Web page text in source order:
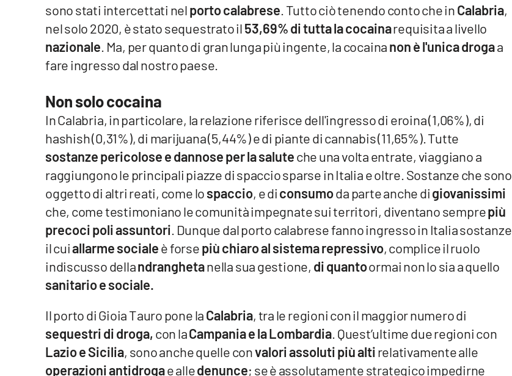
Cosenzachannel.it
Ilvibonese.it
Catanzarochannel.it
Vai
sono stati intercettati nelporto calabrese . Tutto ciò tenendo conto che inCalabria,
nel solo 2020, è stato sequestrato il53,69% di tutta la cocainarequisita a livello
nazionale . Ma, per quanto di gran lunga più ingente, la cocainanon è l'unica drogaa
fare ingresso dal nostro paese.
Non solo cocaina
In Calabria, in particolare, la relazione riferisce dell'ingresso di eroina (1,06%), di
hashish (0,31%), di marijuana (5,44%) e di piante di cannabis (11,65%). Tutte
sostanze pericolose e dannose per la saluteche una volta entrate, viaggiano a
raggiungono le principali piazze di spaccio sparse in Italia e oltre. Sostanze che sono
oggetto di altri reati, come lospaccio, e diconsumoda parte anche digiovanissimi
che, come testimoniano le comunità impegnate sui territori, diventano semprepiù
precoci poli assuntori . Dunque dal porto calabrese fanno ingresso in Italia sostanze
il cuiallarme socialeè forsepiù chiaro al sistema repressivo, complice il ruolo
indiscusso dellandranghetanella sua gestione, di quantoormai non lo sia a quello
sanitario e sociale.
Il porto di Gioia Tauro pone laCalabria, tra le regioni con il maggior numero di
sequestri di droga,con laCampania e la Lombardia . Quest’ultime due regioni con
Lazio e Sicilia, sono anche quelle convalori assoluti più altirelativamente alle
operazioni antidrogae alledenunce; se è assolutamente strategico impedirne